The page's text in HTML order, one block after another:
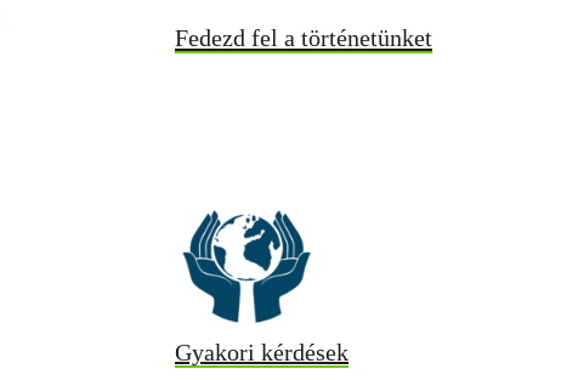
Fedezd fel a történetünket
Gyakori kérdések